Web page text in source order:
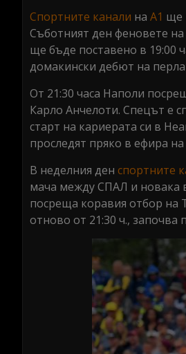
Спортните канали на А1 ще
Съботният ден феновете
ще бъде поставено в 19:00
домакински дебют на
От 21:30 часа Наполи
Карло Анчелоти. Спецът е
старт на кариерата си в
проследят пряко в ефира на
В неделния ден спортните
мача между СПАЛ и новака
посреща коравия отбор на
отново от 21:30 ч.,